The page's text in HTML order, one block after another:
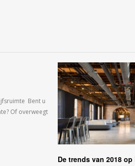
Bent u
Of overweegt
De trends van 2018